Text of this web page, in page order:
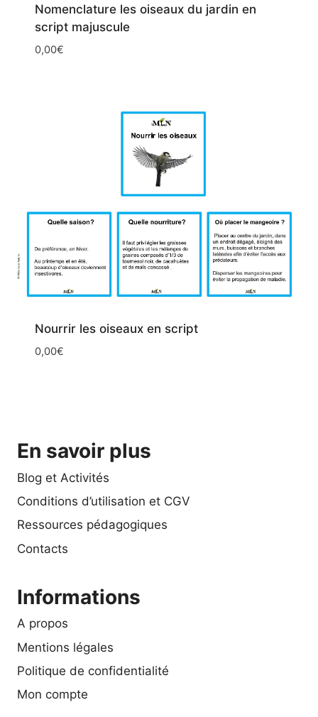
Nomenclature les oiseaux du jardin en
script majuscule
0,00€
Nourrir les oiseaux en script
0,00€
En savoir plus
Blog et Activités
Conditions d’utilisation et CGV
Ressources pédagogiques
Contacts
Informations
A propos
Mentions légales
Politique de confidentialité
Mon compte